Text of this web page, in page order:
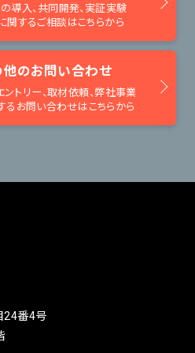
導入、共同開発、 実証実験
に関するご相談はこちらから
他のお問い合わせ
トリー、取材依頼、弊社事業
るお問い合わせはこちらから
24番4号